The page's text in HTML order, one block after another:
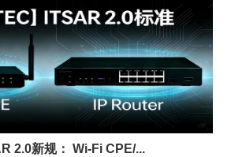
2.0新规： Wi-Fi CPE/...